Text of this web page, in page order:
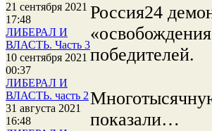
21 сентября 2021
17:48
ЛИБЕРАЛ И
ВЛАСТЬ. Часть 3
10 сентября 2021
00:37
ЛИБЕРАЛ И
ВЛАСТЬ. часть 2
31 августа 2021
16:48
Россия24
победителей.
показали…